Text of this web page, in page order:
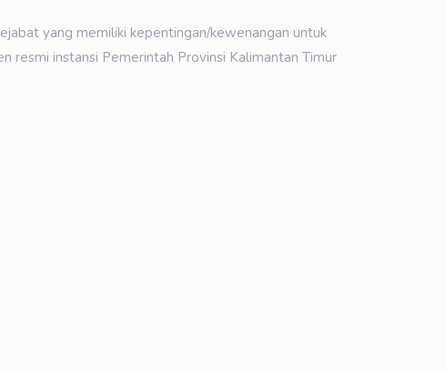
yang memiliki kepentingan/kewenangan untuk
resmi instansi Pemerintah Provinsi Kalimantan Timur